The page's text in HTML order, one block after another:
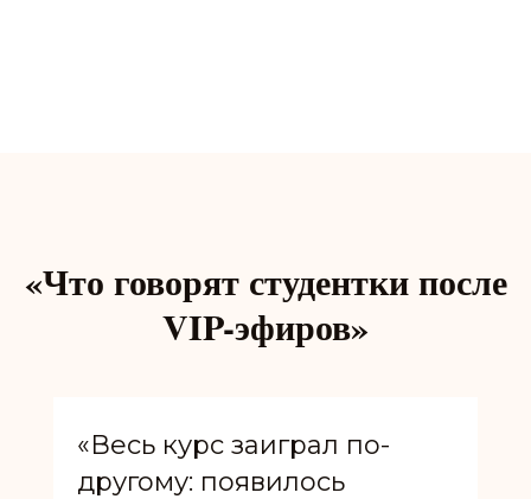
«Что говорят студентки после
VIP-эфиров»
«Весь курс заиграл по-
другому: появилось